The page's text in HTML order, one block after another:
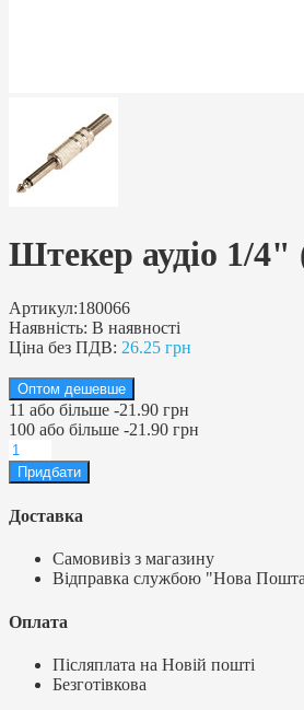
Штекер аудіо 1/
Артикул:180066
Наявність: В наявності
Ціна без ПДВ: 26.25 грн
Оптом дешевше
11 або більше -21.90 грн
100 або більше -21.90 грн
Доставка
Самовивіз з магазину
Відправка службою "Нова
Оплата
Післяплата на Новій пошті
Безготівкова